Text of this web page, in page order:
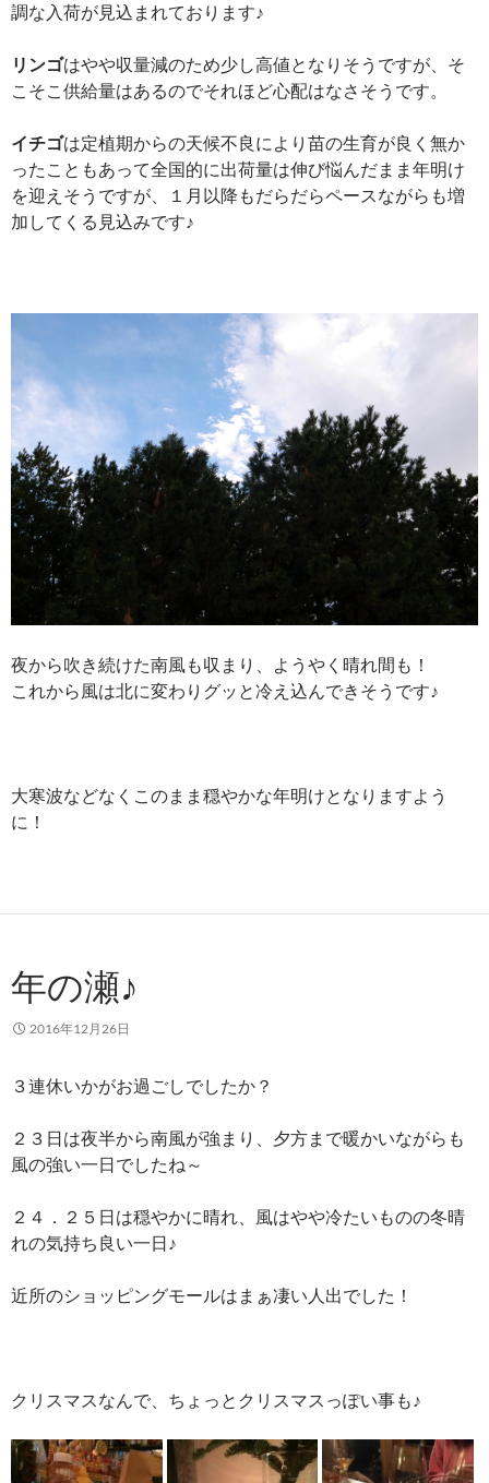
調な入荷が見込まれております♪
リンゴはやや収量減のため少し高値となりそうですが、そ
こそこ供給量はあるのでそれほど心配はなさそうです。
イチゴは定植期からの天候不良により苗の生育が良く無か
ったこともあって全国的に出荷量は伸び悩んだまま年明け
を迎えそうですが、１月以降もだらだらペースながらも増
加してくる見込みです♪
夜から吹き続けた南風も収まり、ようやく晴れ間も！
これから風は北に変わりグッと冷え込んできそうです♪
大寒波などなくこのまま穏やかな年明けとなりますよう
に！
年の瀬♪
2016年12月26日
３連休いかがお過ごしでしたか？
２３日は夜半から南風が強まり、夕方まで暖かいながらも
風の強い一日でしたね～
２４．２５日は穏やかに晴れ、風はやや冷たいものの冬晴
れの気持ち良い一日♪
近所のショッピングモールはまぁ凄い人出でした！
クリスマスなんで、ちょっとクリスマスっぽい事も♪